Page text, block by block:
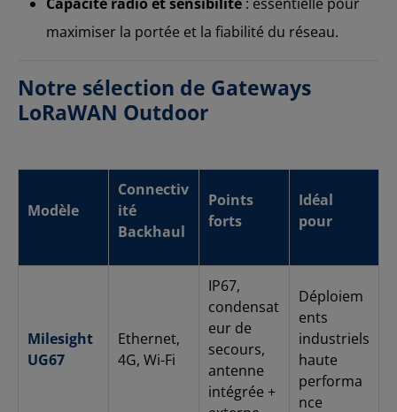
maximiser la portée et la fiabilité du réseau.
Notre sélection de Gateways
LoRaWAN Outdoor
Modèle
Connectiv
ité
Backhaul
Points
forts
Idéal
pour
Milesight
UG67
Ethernet,
4G, Wi-Fi
IP67,
condensat
eur de
secours,
antenne
intégrée +
Déploiem
ents
industriels
haute
performa
nce